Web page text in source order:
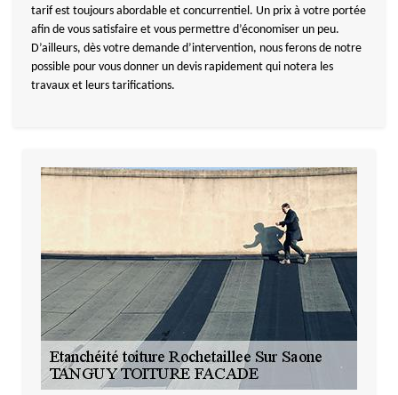
tarif est toujours abordable et concurrentiel. Un prix à votre portée
afin de vous satisfaire et vous permettre d’économiser un peu.
D’ailleurs, dès votre demande d’intervention, nous ferons de notre
possible pour vous donner un devis rapidement qui notera les
travaux et leurs tarifications.